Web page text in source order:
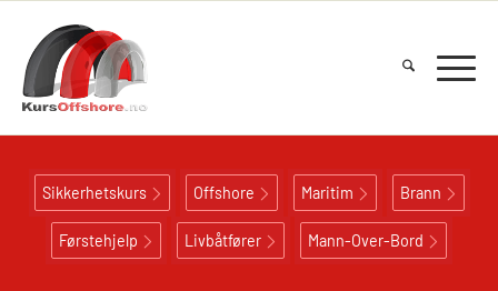
Sikkerhetskurs Offshore Maritim Brann
Førstehjelp Livbåtfører Mann-Over-Bord